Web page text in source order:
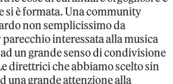
è formata. Una community
non semplicissimo da
interessata alla musica
un grande senso di condivisione
direttrici che abbiamo scelto sin
una grande attenzione alla